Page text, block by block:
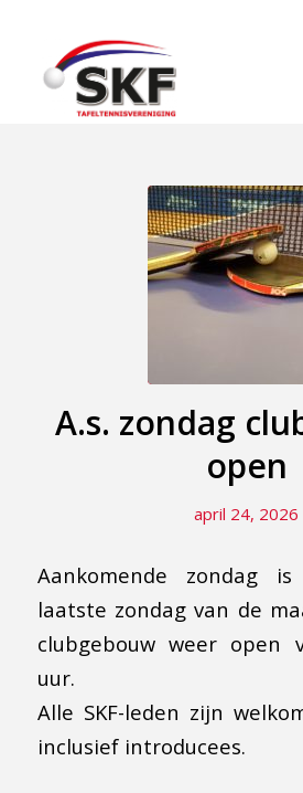
A.s. zondag
open
april 24, 2026
Aankomende zondag
laatste zondag van de
clubgebouw weer open
uur.
Alle SKF-leden zijn
inclusief introducees.